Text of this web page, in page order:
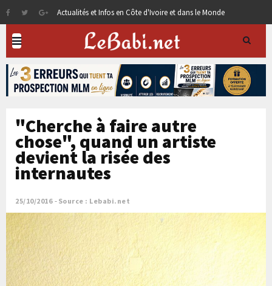
Actualités et Infos en Côte d'Ivoire et dans le Monde
"Cherche à faire autre
chose", quand un artiste
devient la risée des
internautes
25/10/2016 Source : Lebabi.net